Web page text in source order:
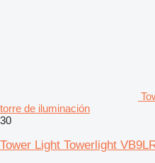
torre de iluminación
30
Tower Light Towerlight